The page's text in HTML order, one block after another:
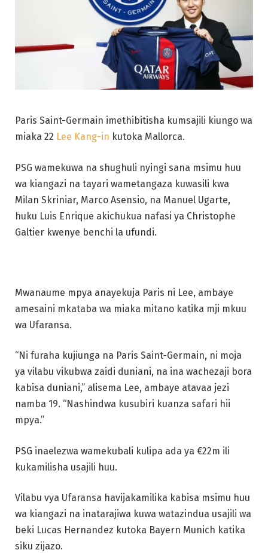
Paris Saint-Germain imethibitisha kumsajili kiungo wa
miaka 22 Lee Kang-in kutoka Mallorca.
PSG wamekuwa na shughuli nyingi sana msimu huu
wa kiangazi na tayari wametangaza kuwasili kwa
Milan Skriniar, Marco Asensio, na Manuel Ugarte,
huku Luis Enrique akichukua nafasi ya Christophe
Galtier kwenye benchi la ufundi.
Mwanaume mpya anayekuja Paris ni Lee, ambaye
amesaini mkataba wa miaka mitano katika mji mkuu
wa Ufaransa.
“Ni furaha kujiunga na Paris Saint-Germain, ni moja
ya vilabu vikubwa zaidi duniani, na ina wachezaji bora
kabisa duniani,” alisema Lee, ambaye atavaa jezi
namba 19. “Nashindwa kusubiri kuanza safari hii
mpya.”
PSG inaelezwa wamekubali kulipa ada ya €22m ili
kukamilisha usajili huu.
Vilabu vya Ufaransa havijakamilika kabisa msimu huu
wa kiangazi na inatarajiwa kuwa watazindua usajili wa
beki Lucas Hernandez kutoka Bayern Munich katika
siku zijazo.